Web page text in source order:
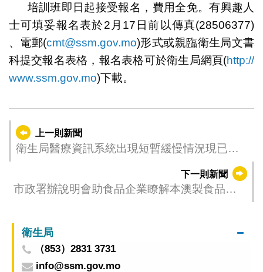
培訓班即日起接受報名，費用全免。有興趣人
士可填妥報名表於2月17日前以傳真(28506377)
、電郵(cmt@ssm.gov.mo)形式或親臨衛生局文書
科提交報名表格，報名表格可於衛生局網頁(http://
www.ssm.gov.mo)下載。
上一則新聞
衛生局醫療資訊系統出現短暫緩慢情況現已回
下一則新聞
市政署辦說明會助食品企業瞭解本澳製食品輸
衛生局
（853）2831 3731
info@ssm.gov.mo